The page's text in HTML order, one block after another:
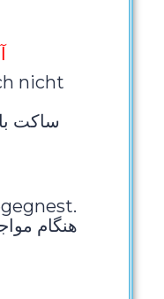
nicht
ساکت
هنگام